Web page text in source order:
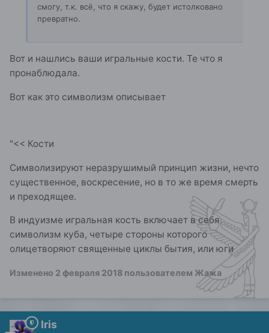
смогу, т.к. всё, что я скажу, будет истолковано
превратно.
Вот и нашлись ваши игральные кости. Те что я
пронаблюдала.
Вот как это символизм описывает
"<< Кости
Символизируют неразрушимый принцип жизни, нечто
существенное, воскресение, но в то же время смерть
и преходящее.
В индуизме игральная кость включает в себя
символизм куба, четыре стороны которого
олицетворяют священные циклы бытия, или юги
Изменено 2 февраля 2018 пользователем Жажа
Iris